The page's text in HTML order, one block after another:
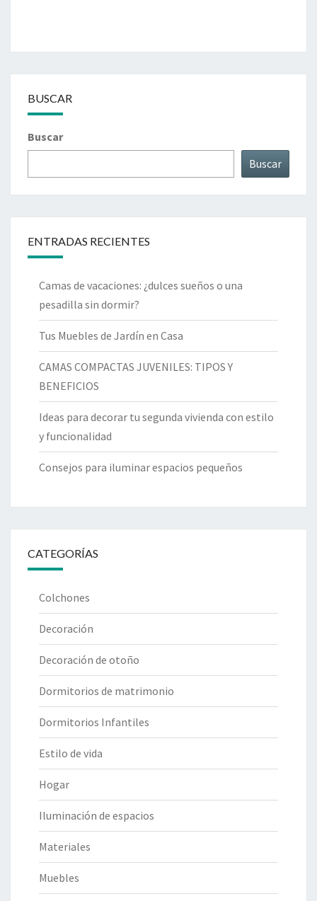
BUSCAR
Buscar
Buscar
ENTRADAS RECIENTES
Camas de vacaciones: ¿dulces sueños o una
pesadilla sin dormir?
Tus Muebles de Jardín en Casa
CAMAS COMPACTAS JUVENILES: TIPOS Y
BENEFICIOS
Ideas para decorar tu segunda vivienda con estilo
y funcionalidad
Consejos para iluminar espacios pequeños
CATEGORÍAS
Colchones
Decoración
Decoración de otoño
Dormitorios de matrimonio
Dormitorios Infantiles
Estilo de vida
Hogar
Iluminación de espacios
Materiales
Muebles